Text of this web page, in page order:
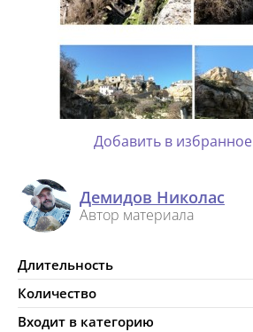
Добавить в избранное
Демидов Николас
Автор материала
Длительность
Количество
Входит в категорию